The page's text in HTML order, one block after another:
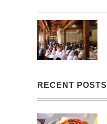
RECENT POSTS